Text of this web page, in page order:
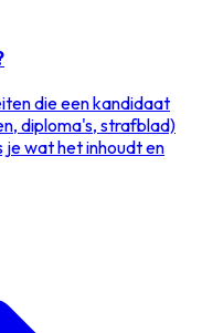
die een kandidaat
diploma's, strafblad)
wat het inhoudt en